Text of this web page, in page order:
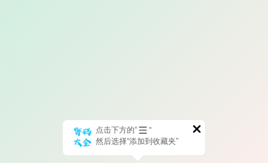
点击下方的“
”
然后选择“添加到收藏夹”